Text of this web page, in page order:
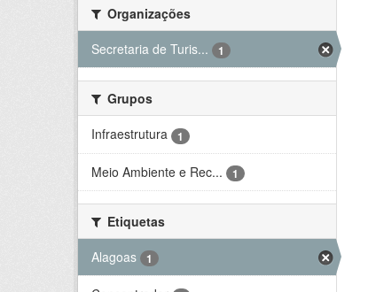
Organizações
Secretaria de Turis...
1
Grupos
Infraestrutura
1
Meio Ambiente e Rec... 1
Etiquetas
Alagoas
1